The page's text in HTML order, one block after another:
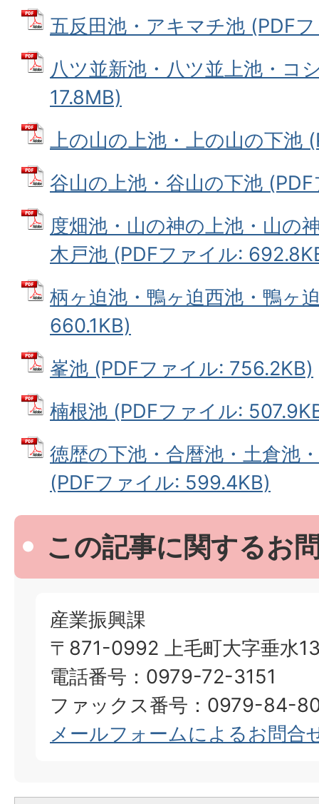
五反田池・アキマチ池 (PDF
八ツ並新池・八ツ並上池・コ
17.8MB)
上の山の上池・上の山の下池
谷山の上池・谷山の下池
度畑池・山の神の上池・山の
木戸池 (PDFファイル:
柄ヶ迫池・鴨ヶ迫西池・鴨ヶ
660.1KB)
峯池 (PDFファイル: 756.2KB)
楠根池 (PDFファイル:
徳歴の下池・合暦池・土倉池
(PDFファイル: 599.4KB)
この記事に関するお
産業振興課
〒871-0992 上毛町大字垂水
電話番号：0979-72-3151
ファックス番号：0979-84-
メールフォームによるお問合